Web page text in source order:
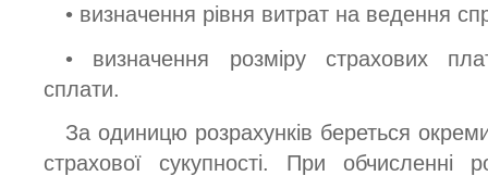
• визначення рівня витрат на ведення
• визначення розміру страхових
сплати.
За одиницю розрахунків береться
страхової сукупності. При обчисленні